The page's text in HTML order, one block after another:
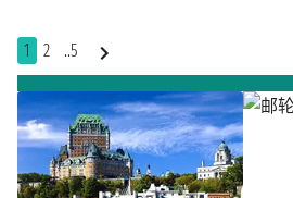
1 2 ..5